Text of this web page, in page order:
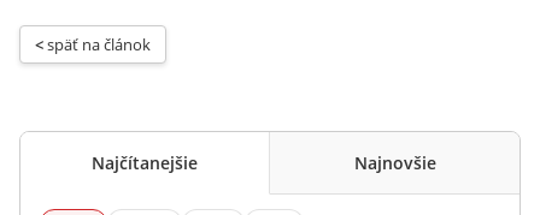
< späť na článok
Najčítanejšie Najnovšie